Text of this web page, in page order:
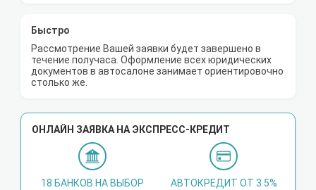
Быстро
Рассмотрение Вашей заявки будет завершено в
течение получаса. Оформление всех юридических
документов в автосалоне занимает ориентировочно
столько же.
ОНЛАЙН ЗАЯВКА НА ЭКСПРЕСС-КРЕДИТ
18 БАНКОВ НА ВЫБОР АВТОКРЕДИТ ОТ 3.5%